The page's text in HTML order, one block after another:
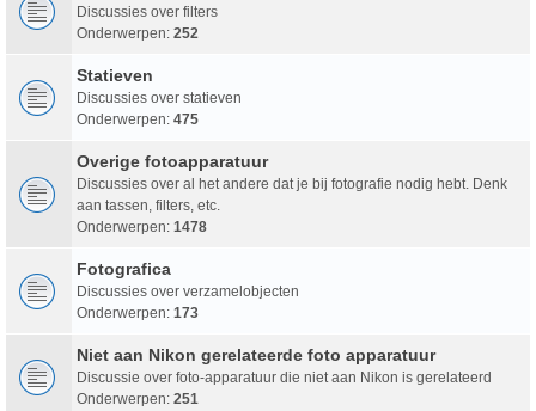
Discussies over filters
Onderwerpen: 252
Statieven
Discussies over statieven
Onderwerpen: 475
Overige fotoapparatuur
Discussies over al het andere dat je bij fotografie nodig hebt. Denk
aan tassen, filters, etc.
Onderwerpen: 1478
Fotografica
Discussies over verzamelobjecten
Onderwerpen: 173
Niet aan Nikon gerelateerde foto apparatuur
Discussie over foto-apparatuur die niet aan Nikon is gerelateerd
Onderwerpen: 251